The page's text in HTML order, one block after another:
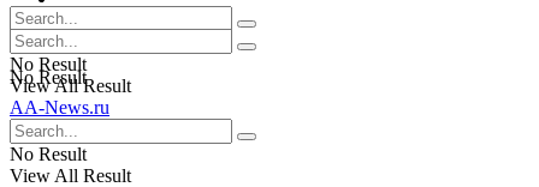
No Result
View All Result
No Result
View All Result
AA-News.ru
No Result
View All Result